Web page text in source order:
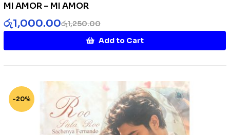
MI AMOR – MI AMOR
රු1,250.00
රු1,000.00
Add to Cart
-20%